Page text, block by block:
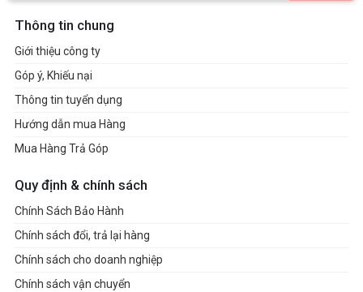
Thông tin chung
Giới thiệu công ty
Góp ý, Khiếu nại
Thông tin tuyển dụng
Hướng dẫn mua Hàng
Mua Hàng Trả Góp
Quy định & chính sách
Chính Sách Bảo Hành
Chính sách đổi, trả lại hàng
Chính sách cho doanh nghiệp
Chính sách vận chuyển